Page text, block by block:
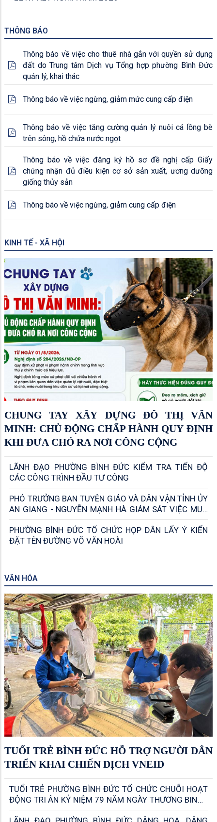
THÔNG BÁO
Thông báo về việc cho thuê nhà gắn với quyền sử dụng
đất do Trung tâm Dịch vụ Tổng hợp phường Bình Đức
quản lý, khai thác
Thông báo về việc ngừng, giảm mức cung cấp điện
Thông báo về việc tăng cường quản lý nuôi cá lồng bè
trên sông, hồ chứa nước ngọt
Thông báo về việc đăng ký hồ sơ đề nghị cấp Giấy
chứng nhận đủ điều kiện cơ sở sản xuất, ương dưỡng
giống thủy sản
Thông báo về việc ngừng, giảm cung cấp điện
KINH TẾ - XÃ HỘI
CHUNG TAY XÂY DỰNG ĐÔ THỊ VĂN
MINH: CHỦ ĐỘNG CHẤP HÀNH QUY ĐỊNH
KHI ĐƯA CHÓ RA NƠI CÔNG CỘNG
LÃNH ĐẠO PHƯỜNG BÌNH ĐỨC KIỂM TRA TIẾN ĐỘ
CÁC CÔNG TRÌNH ĐẦU TƯ CÔNG
PHÓ TRƯỞNG BAN TUYÊN GIÁO VÀ DÂN VẬN TỈNH ỦY
AN GIANG - NGUYỄN MẠNH HÀ GIÁM SÁT VIỆC MUA
VÀ ĐỌC BÁO, TẠP CHÍ CỦA ĐẢNG; VIỆC KHAI THÁC,
SỬ DỤNG BẢN TIN THÔNG TIN NỘI BỘ
PHƯỜNG BÌNH ĐỨC TỔ CHỨC HỌP DÂN LẤY Ý KIẾN
ĐẶT TÊN ĐƯỜNG VÕ VĂN HOÀI
VĂN HÓA
TUỔI TRẺ BÌNH ĐỨC HỖ TRỢ NGƯỜI DÂN
TRIỂN KHAI CHIẾN DỊCH VNEID
TUỔI TRẺ PHƯỜNG BÌNH ĐỨC TỔ CHỨC CHUỖI HOẠT
ĐỘNG TRI ÂN KỶ NIỆM 79 NĂM NGÀY THƯƠNG BINH -
LIỆT SỸ